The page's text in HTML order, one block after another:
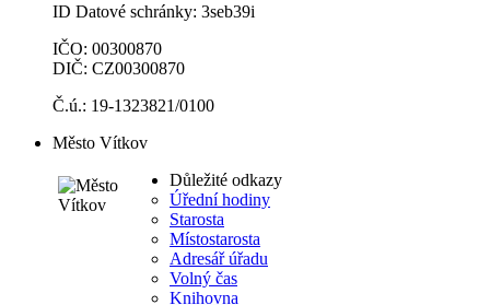
ID Datové schránky: 3seb39i
IČO: 00300870
DIČ: CZ00300870
Č.ú.: 19-1323821/0100
Město Vítkov
Důležité odkazy
Úřední hodiny
Starosta
Místostarosta
Adresář úřadu
Volný čas
Knihovna